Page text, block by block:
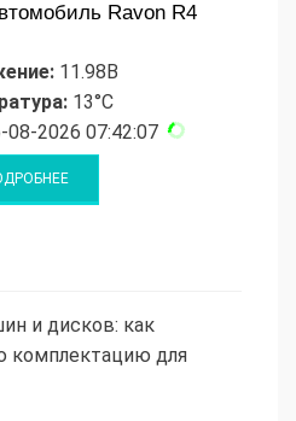
Ravon R4
11.98В
13°C
08-2026 07:42:07
и дисков: как
комплектацию для